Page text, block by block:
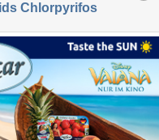
Chlorpyrifos